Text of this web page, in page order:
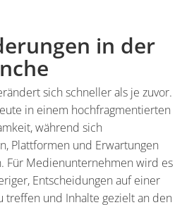
in der
sich schneller als je zuvor.
in einem hochfragmentierten
während sich
Plattformen und Erwartungen
Für Medienunternehmen wird es
Entscheidungen auf einer
treffen und Inhalte gezielt an den